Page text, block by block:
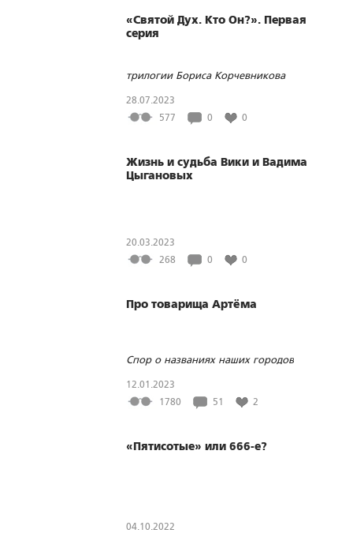
«Святой Дух. Кто Он?». Первая
серия
трилогии Бориса Корчевникова
28.07.2023
577
0 0
Жизнь и судьба Вики и Вадима
Цыгановых
20.03.2023
268
0 0
Про товарища Артёма
Спор о названиях наших городов
12.01.2023
1780
51 2
«Пятисотые» или 666-е?
04.10.2022